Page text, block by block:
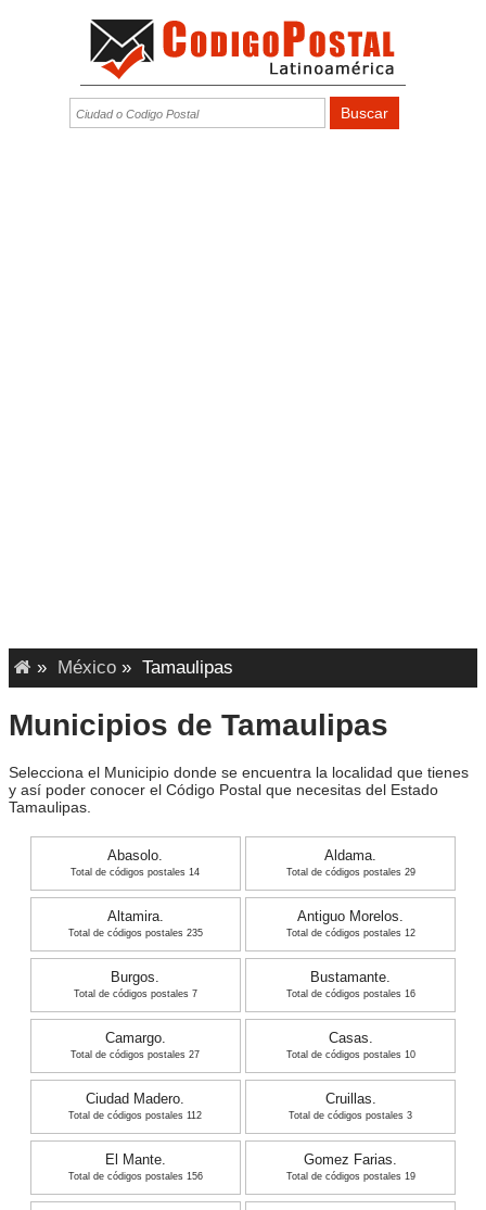
» México » Tamaulipas
Municipios de Tamaulipas
Selecciona el Municipio donde se encuentra la localidad que tienes
y así poder conocer el Código Postal que necesitas del Estado
Tamaulipas.
Abasolo.
Total de códigos postales 14
Aldama.
Total de códigos postales 29
Altamira.
Total de códigos postales 235
Antiguo Morelos.
Total de códigos postales 12
Burgos.
Total de códigos postales 7
Bustamante.
Total de códigos postales 16
Camargo.
Total de códigos postales 27
Casas.
Total de códigos postales 10
Ciudad Madero.
Total de códigos postales 112
Cruillas.
Total de códigos postales 3
El Mante.
Total de códigos postales 156
Gomez Farias.
Total de códigos postales 19